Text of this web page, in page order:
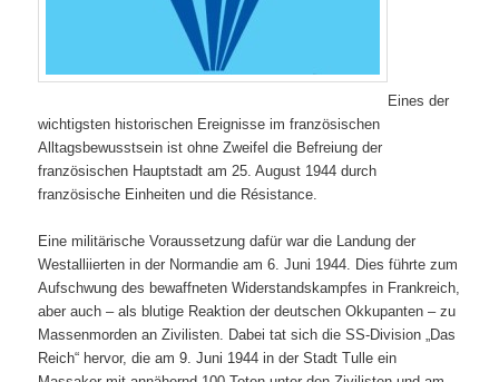
Eines der
wichtigsten historischen Ereignisse im französischen
Alltagsbewusstsein ist ohne Zweifel die Befreiung der
französischen Hauptstadt am 25. August 1944 durch
französische Einheiten und die Résistance.
Eine militärische Voraussetzung dafür war die Landung der
Westalliierten in der Normandie am 6. Juni 1944. Dies führte zum
Aufschwung des bewaffneten Widerstandskampfes in Frankreich,
aber auch – als blutige Reaktion der deutschen Okkupanten – zu
Massenmorden an Zivilisten. Dabei tat sich die SS-Division „Das
Reich“ hervor, die am 9. Juni 1944 in der Stadt Tulle ein